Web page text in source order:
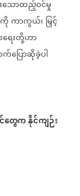
းသောထည့်ဝင်မှု
ကာကွယ်၊ မြှင့်
ေးတို့ဟာ
ြောဆိုခဲ့ပါ
တွေကနိုင်ကျဉ်း